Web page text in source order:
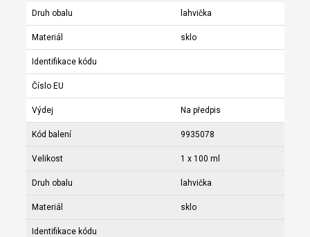
Druh obalu lahvička
Materiál sklo
Identifikace kódu
Číslo EU
Výdej Na předpis
Kód balení 9935078
Velikost 1 x 100 ml
Druh obalu lahvička
Materiál sklo
Identifikace kódu